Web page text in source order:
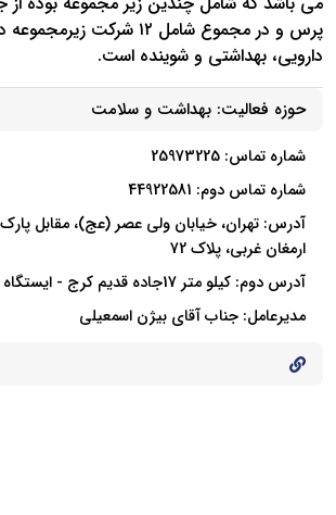
پرس و در مجموع شامل ۱۲
دارویی، بهداشتی و شوینده است.
حوزه فعالیت: بهداشت و سلامت
شماره تماس: 25973225
شماره تماس دوم: 44922581
آدرس: تهران، خيابان ولی عصر (عج)،‌ مقابل
ارمغان غربی،‌ پلاك 72
آدرس دوم: كيلو متر 17جاده قديم كرج - ايستگاه داروگر
مدیرعامل: جناب آقای بیژن اسمعیلی